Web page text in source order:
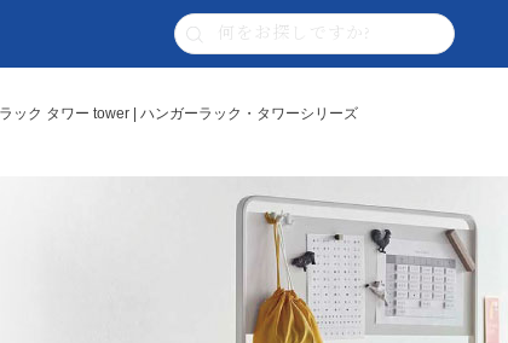
ック タワー tower | ハンガーラック・タワーシリーズ